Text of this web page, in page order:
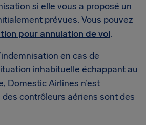
si elle vous a proposé un
prévues. Vous pouvez
pour annulation de vol.
en cas de
inhabituelle échappant au
Domestic Airlines n’est
contrôleurs aériens sont des